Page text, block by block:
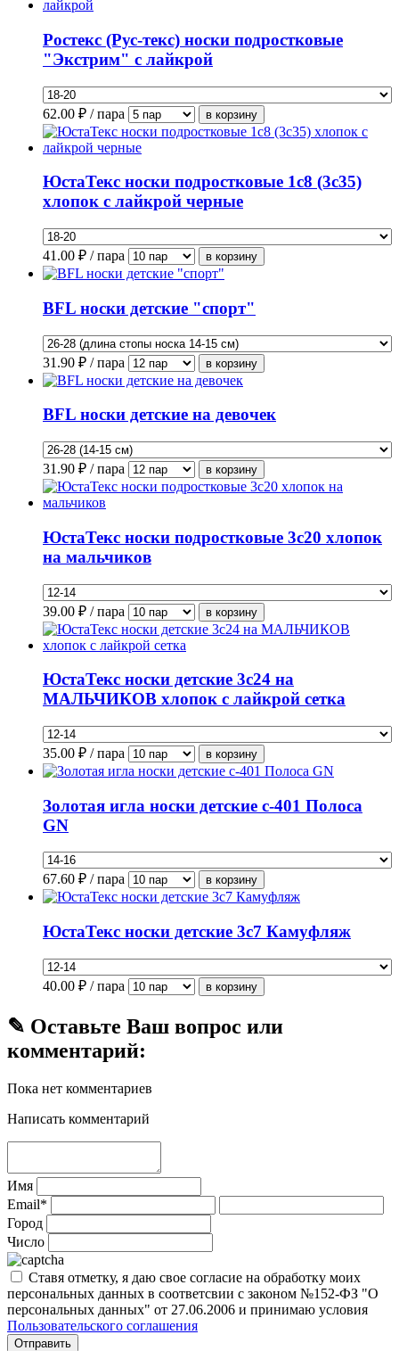
Ростекс (Рус-текс) носки подростковые
"Экстрим" с лайкрой
62.00 ₽ / пара
ЮстаТекс носки подростковые 1с8 (3с35)
хлопок с лайкрой черные
41.00 ₽ / пара
BFL носки детские "спорт"
31.90 ₽ / пара
BFL носки детские на девочек
31.90 ₽ / пара
ЮстаТекс носки подростковые 3с20 хлопок
на мальчиков
39.00 ₽ / пара
ЮстаТекс носки детские 3с24 на
МАЛЬЧИКОВ хлопок с лайкрой сетка
35.00 ₽ / пара
Золотая игла носки детские с-401 Полоса
GN
67.60 ₽ / пара
ЮстаТекс носки детские 3с7 Камуфляж
40.00 ₽ / пара
✎ Оставьте Ваш вопрос или
комментарий:
Пока нет комментариев
Написать комментарий
Имя
Email*
Город
Число
Ставя отметку, я даю свое согласие на обработку моих
персональных данных в соответсвии с законом №152-ФЗ "О
персональных данных" от 27.06.2006 и принимаю условия
Пользовательского соглашения